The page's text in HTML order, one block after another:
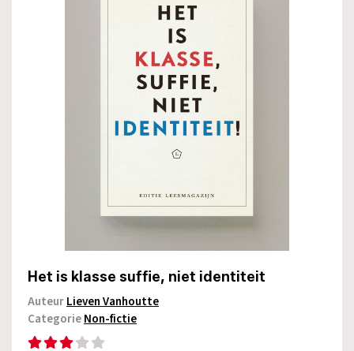
Het is klasse suffie, niet identiteit
AuteurLieven Vanhoutte
CategorieNon-fictie